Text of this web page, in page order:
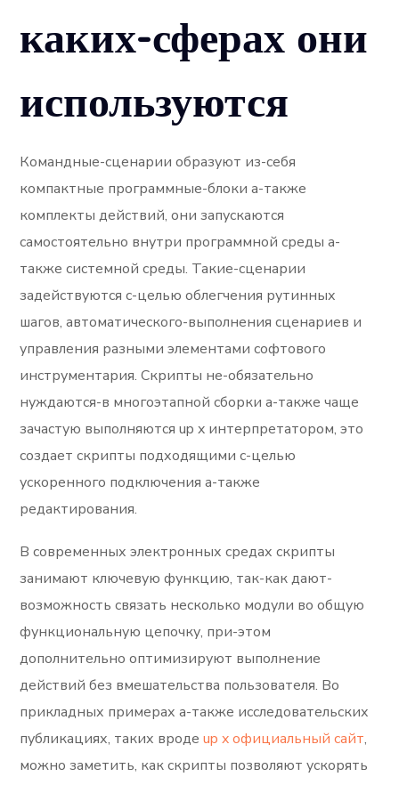
каких-сферах они
используются
Командные-сценарии образуют из-себя
компактные программные-блоки а-также
комплекты действий, они запускаются
самостоятельно внутри программной среды а-
также системной среды. Такие-сценарии
задействуются с-целью облегчения рутинных
шагов, автоматического-выполнения сценариев и
управления разными элементами софтового
инструментария. Скрипты не-обязательно
нуждаются-в многоэтапной сборки а-также чаще
зачастую выполняются up x интерпретатором, это
создает скрипты подходящими с-целью
ускоренного подключения а-также
редактирования.
В современных электронных средах скрипты
занимают ключевую функцию, так-как дают-
возможность связать несколько модули во общую
функциональную цепочку, при-этом
дополнительно оптимизируют выполнение
действий без вмешательства пользователя. Во
прикладных примерах а-также исследовательских
публикациях, таких вродеup x официальный сайт,
можно заметить, как скрипты позволяют ускорять